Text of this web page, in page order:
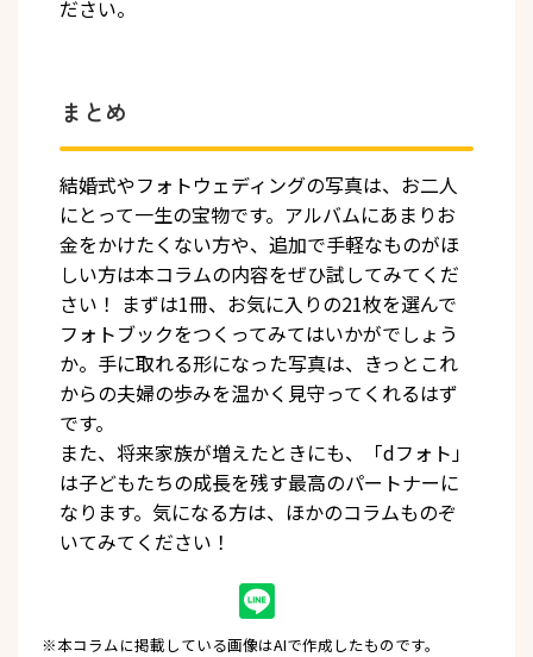
ださい。
まとめ
結婚式やフォトウェディングの写真は、お二人
にとって一生の宝物です。アルバムにあまりお
金をかけたくない方や、追加で手軽なものがほ
しい方は本コラムの内容をぜひ試してみてくだ
さい！ まずは1冊、お気に入りの21枚を選んで
フォトブックをつくってみてはいかがでしょう
か。手に取れる形になった写真は、きっとこれ
からの夫婦の歩みを温かく見守ってくれるはず
です。
また、将来家族が増えたときにも、「dフォト」
は子どもたちの成長を残す最高のパートナーに
なります。気になる方は、ほかのコラムものぞ
いてみてください！
※本コラムに掲載している画像はAIで作成したものです。